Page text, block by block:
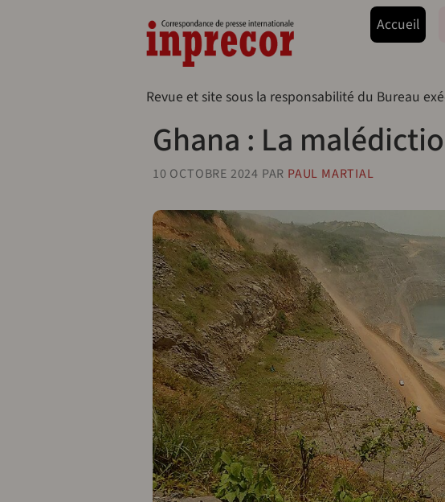
Navegação
Accueil
Revue et site sous la responsabilité du Bureau
Ghana : La
10 OCTOBRE 2024 PAR PAUL MARTIAL